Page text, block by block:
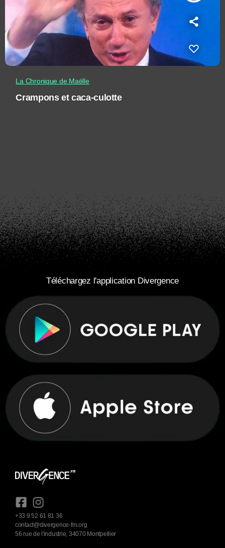
La Chronique de Maëlle
Crampons et caca-culotte
Téléchargez l'application Divergence
+33 9 52 61 81 36
contact@divergence-fm.org
56 rue de l'industrie, 34070 Montpellier